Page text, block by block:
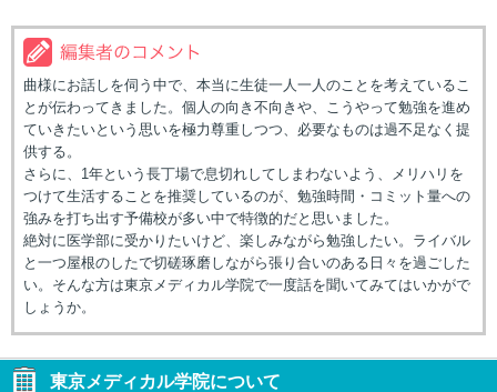
曲様にお話しを伺う中で、本当に生徒一人一人のことを考えているこ
とが伝わってきました。個人の向き不向きや、こうやって勉強を進め
ていきたいという思いを極力尊重しつつ、必要なものは過不足なく提
供する。
さらに、1年という長丁場で息切れしてしまわないよう、メリハリを
つけて生活することを推奨しているのが、勉強時間・コミット量への
強みを打ち出す予備校が多い中で特徴的だと思いました。
絶対に医学部に受かりたいけど、楽しみながら勉強したい。ライバル
と一つ屋根のしたで切磋琢磨しながら張り合いのある日々を過ごした
い。そんな方は東京メディカル学院で一度話を聞いてみてはいかがで
しょうか。
東京メディカル学院について